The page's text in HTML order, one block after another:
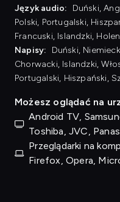
Język audio:
Duński,
Polski, Portugalski,
Francuski, Islandzki,
Napisy:
Duński,
Chorwacki, Islandzki,
Portugalski, Hiszpański,
Możesz oglądać na
Android TV,
Toshiba, JVC,
Przeglądarki na
Firefox, Opera,